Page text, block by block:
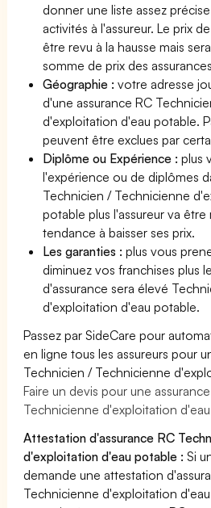
donner une liste assez
activités à l'assureur. Le prix
être revu à la hausse mais
somme de prix des
Géographie :votre adresse
d'une assurance RC
d'exploitation d'eau potable.
peuvent être exclues par
Diplôme ou Expérience :plus
l'expérience ou de diplômes
Technicien / Technicienne
potable plus l'assureur va être
tendance à baisser ses prix.
Les garanties :plus vous
diminuez vos franchises plus
d'assurance sera élevé
d'exploitation d'eau potable.
Passez par SideCare pour
en ligne tous les assureurs pour
Technicien / Technicienne
Faire un devis pour une
Technicienne d'exploitation
Attestation d'assurance RC
d'exploitation d'eau potable : Si
demande une attestation
Technicienne d'exploitation